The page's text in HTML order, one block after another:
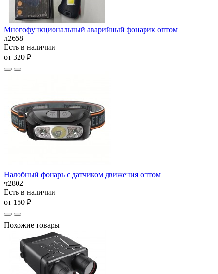
Многофункциональный аварийный фонарик оптом
л2658
Есть в наличии
от 320 ₽
Налобный фонарь с датчиком движения оптом
ч2802
Есть в наличии
от 150 ₽
Похожие товары